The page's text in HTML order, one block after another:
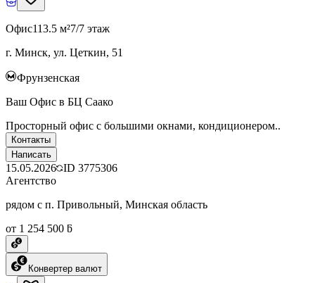
Офис113.5 м²7/7 этаж
г. Минск, ул. Цеткин, 51
Фрунзенская
Ваш Офис в БЦ Саако
Просторный офис с большими окнами, кондиционером..
Контакты
Написать
15.05.2026 ID 3775306
Агентство
рядом с п. Привольный, Минская область
от 1 254 500 ƃ
Конвертер валют